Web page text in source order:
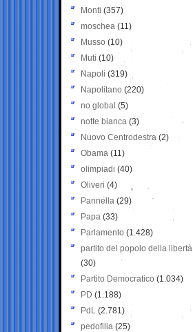
Monti (357)
moschea (11)
Musso (10)
Muti (10)
Napoli (319)
Napolitano (220)
no global (5)
notte bianca (3)
Nuovo Centrodestra (2)
Obama (11)
olimpiadi (40)
Oliveri (4)
Pannella (29)
Papa (33)
Parlamento (1.428)
partito del popolo della libertà
(30)
Partito Democratico (1.034)
PD (1.188)
PdL (2.781)
pedofilia (25)